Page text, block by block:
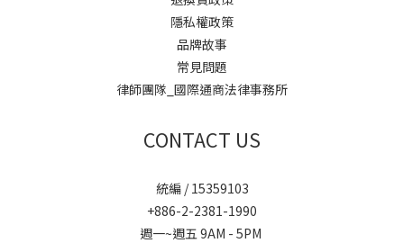
隱私權政策
品牌故事
常見問題
律師團隊_國際通商法律事務所
CONTACT US
統編 / 15359103
+886-2-2381-1990
週一~週五 9AM - 5PM